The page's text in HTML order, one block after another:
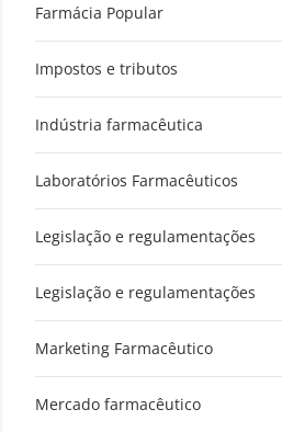
Farmácia Popular
Impostos e tributos
Indústria farmacêutica
Laboratórios Farmacêuticos
Legislação e regulamentações
Legislação e regulamentações
Marketing Farmacêutico
Mercado farmacêutico